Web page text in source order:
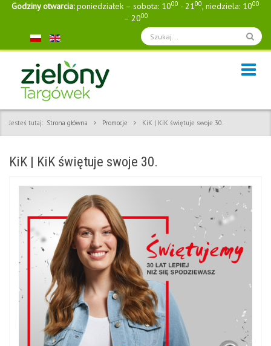
Godziny otwarcia:poniedziałek – sobota: 1000 - 2100, niedziela: 1000
– 2000
Jesteś tutaj: Strona główna Promocje KiK | KiK świętuje swoje 30.
KiK | KiK świętuje swoje 30.